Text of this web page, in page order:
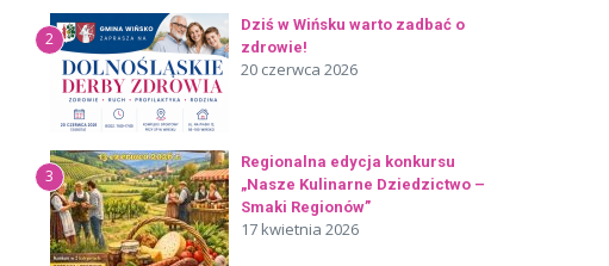
2
Dziś w Wińsku warto zadbać o
zdrowie!
20 czerwca 2026
3
Regionalna edycja konkursu
„Nasze Kulinarne Dziedzictwo –
Smaki Regionów”
17 kwietnia 2026